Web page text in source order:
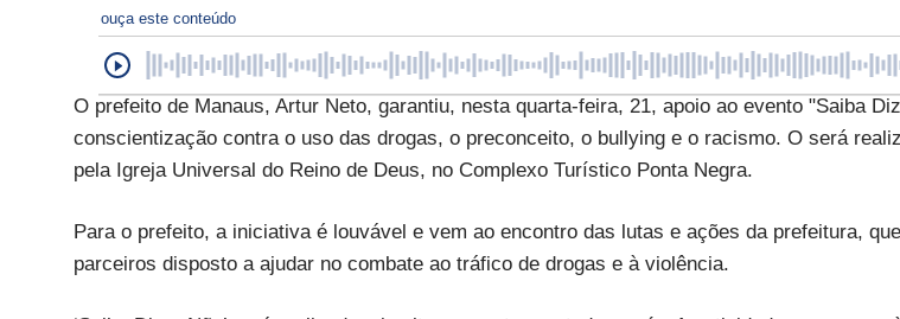
ouça este conteúdo
O prefeito de Manaus, Artur Neto, garantiu, nesta quarta-feira, 21, apoio ao evento "Saiba
conscientização contra o uso das drogas, o preconceito, o bullying e o racismo. O será
pela Igreja Universal do Reino de Deus, no Complexo Turístico Ponta Negra.
Para o prefeito, a iniciativa é louvável e vem ao encontro das lutas e ações da prefeitura,
parceiros disposto a ajudar no combate ao tráfico de drogas e à violência.